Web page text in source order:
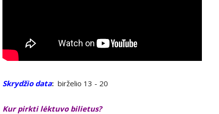
Skrydžio data: birželio 13 - 20
Kur pirkti lėktuvo bilietus?